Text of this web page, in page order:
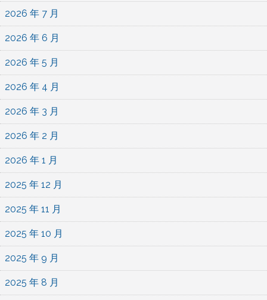
2026 年 7 月
2026 年 6 月
2026 年 5 月
2026 年 4 月
2026 年 3 月
2026 年 2 月
2026 年 1 月
2025 年 12 月
2025 年 11 月
2025 年 10 月
2025 年 9 月
2025 年 8 月